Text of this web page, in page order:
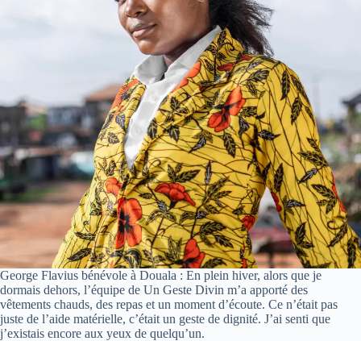
George Flavius bénévole à Douala : En plein hiver, alors que je
dormais dehors, l’équipe de Un Geste Divin m’a apporté des
vêtements chauds, des repas et un moment d’écoute. Ce n’était pas
juste de l’aide matérielle, c’était un geste de dignité. J’ai senti que
j’existais encore aux yeux de quelqu’un.